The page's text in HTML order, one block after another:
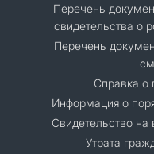
Перечень
свидетельства о
Перечень
Справка о
Информация о
Cвидетельство
Утрата